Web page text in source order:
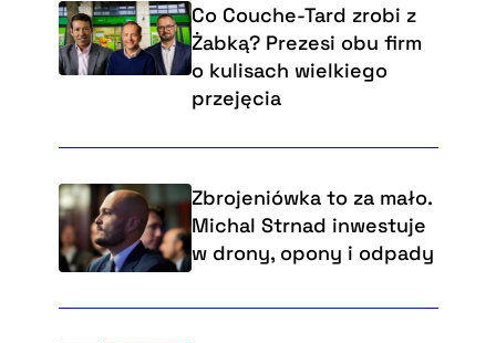
Co Couche-Tard zrobi z
Żabką? Prezesi obu firm
o kulisach wielkiego
przejęcia
Zbrojeniówka to za mało.
Michal Strnad inwestuje
w drony, opony i odpady